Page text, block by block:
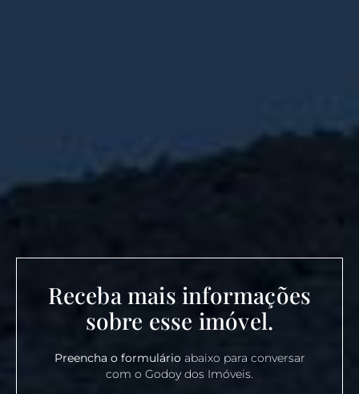
Receba mais informações
sobre esse imóvel.
Preencha o formulárioabaixo para conversar
com o Godoy dos Imóveis.